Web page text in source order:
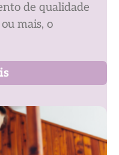
de qualidade
mais, o